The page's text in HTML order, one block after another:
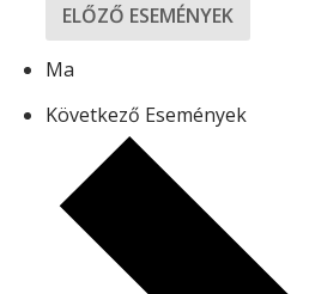
ELŐZŐ ESEMÉNYEK
Ma
Következő Események